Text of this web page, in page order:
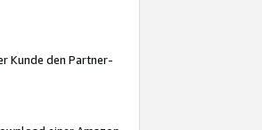
Kunde den Partner-